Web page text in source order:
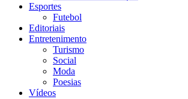
Esportes
Futebol
Editoriais
Entretenimento
Turismo
Social
Moda
Poesias
Vídeos